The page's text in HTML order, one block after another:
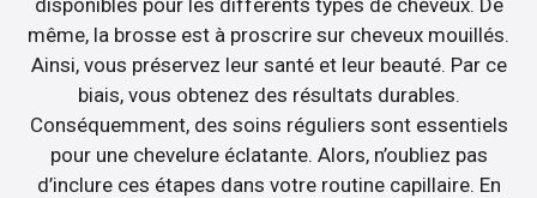
disponibles pour les différents types de cheveux. De
même, la brosse est à proscrire sur cheveux mouillés.
Ainsi, vous préservez leur santé et leur beauté. Par ce
biais, vous obtenez des résultats durables.
Conséquemment, des soins réguliers sont essentiels
pour une chevelure éclatante. Alors, n’oubliez pas
d’inclure ces étapes dans votre routine capillaire. En